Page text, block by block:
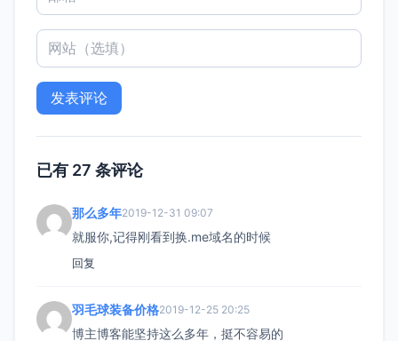
已有 27 条评论
那么多年2019-12-31 09:07
就服你,记得刚看到换.me域名的时候
回复
羽毛球装备价格2019-12-25 20:25
博主博客能坚持这么多年，挺不容易的